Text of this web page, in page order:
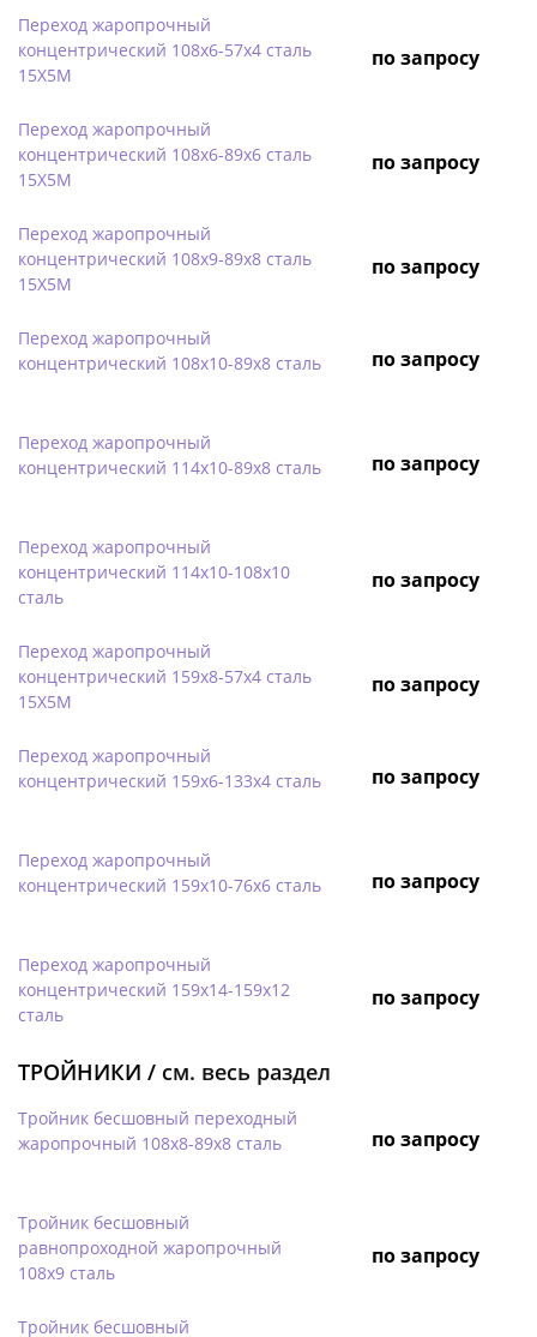
Переход жаропрочный
концентрический 108х6-57х4 сталь
15Х5М
по запросу
Переход жаропрочный
концентрический 108х6-89х6 сталь
15Х5М
по запросу
Переход жаропрочный
концентрический 108х9-89х8 сталь
15Х5М
по запросу
Переход жаропрочный
концентрический 108х10-89х8 сталь
по запросу
Переход жаропрочный
концентрический 114х10-89х8 сталь
по запросу
Переход жаропрочный
концентрический 114х10-108х10
сталь
по запросу
Переход жаропрочный
концентрический 159х8-57х4 сталь
15Х5М
по запросу
Переход жаропрочный
концентрический 159х6-133х4 сталь
по запросу
Переход жаропрочный
концентрический 159х10-76х6 сталь
по запросу
Переход жаропрочный
концентрический 159х14-159х12
сталь
по запросу
ТРОЙНИКИ / см. весь раздел
Тройник бесшовный переходный
жаропрочный 108х8-89х8 сталь
по запросу
Тройник бесшовный
равнопроходной жаропрочный
108х9 сталь
по запросу
Тройник бесшовный